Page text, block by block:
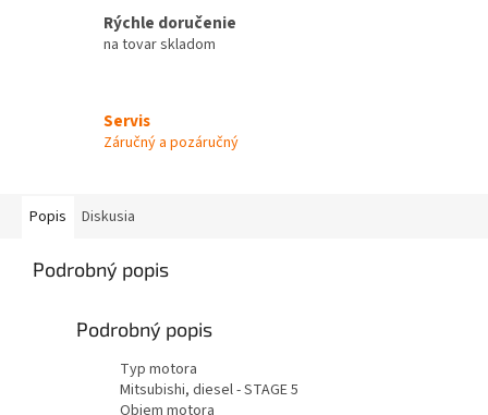
Rýchle doručenie
na tovar skladom
Servis
Záručný a pozáručný
Popis Diskusia
Podrobný popis
Podrobný popis
Typ motora
Mitsubishi, diesel - STAGE 5